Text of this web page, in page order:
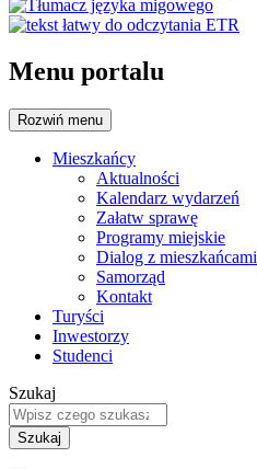
Menu portalu
Rozwiń menu
Mieszkańcy
Aktualności
Kalendarz wydarzeń
Załatw sprawę
Programy miejskie
Dialog z mieszkańcami
Samorząd
Kontakt
Turyści
Inwestorzy
Studenci
Szukaj